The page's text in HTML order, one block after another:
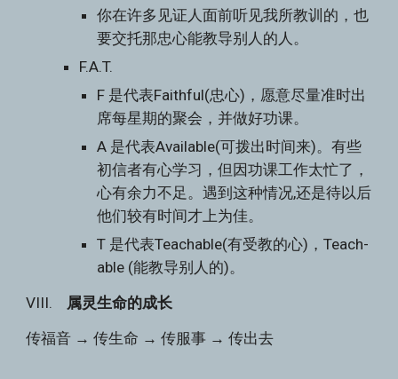
你在许多见证人面前听见我所教训的，也
要交托那忠心能教导别人的人。
F.A.T.
F 是代表Faithful(忠心)，愿意尽量准时出
席每星期的聚会，并做好功课。
A 是代表Available(可拨出时间来)。有些
初信者有心学习，但因功课工作太忙了，
心有余力不足。遇到这种情况,还是待以后
他们较有时间才上为佳。
T 是代表Teachable(有受教的心)，Teach-
able (能教导别人的)。
VIII. 属灵生命的成长
传福音 → 传生命 → 传服事 → 传出去